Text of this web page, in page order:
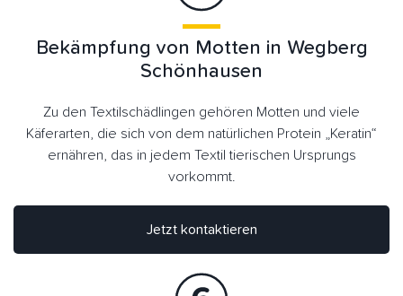
Bekämpfung von Motten in Wegberg
Schönhausen
Zu den Textilschädlingen gehören Motten und viele
Käferarten, die sich von dem natürlichen Protein „Keratin“
ernähren, das in jedem Textil tierischen Ursprungs
vorkommt.
Jetzt kontaktieren